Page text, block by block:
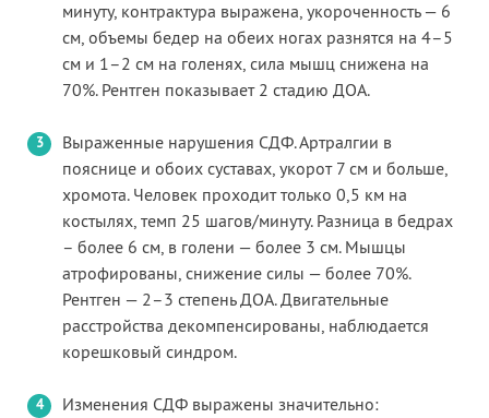
минуту, контрактура выражена, укороченность — 6
см, объемы бедер на обеих ногах разнятся на 4–5
см и 1–2 см на голенях, сила мышц снижена на
70%. Рентген показывает 2 стадию ДОА.
Выраженные нарушения СДФ. Артралгии в
пояснице и обоих суставах, укорот 7 см и больше,
хромота. Человек проходит только 0,5 км на
костылях, темп 25 шагов/минуту. Разница в бедрах
– более 6 см, в голени — более 3 см. Мышцы
атрофированы, снижение силы — более 70%.
Рентген — 2–3 степень ДОА. Двигательные
расстройства декомпенсированы, наблюдается
корешковый синдром.
Изменения СДФ выражены значительно: